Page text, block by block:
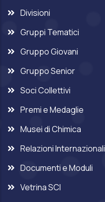
Divisioni
Gruppi Tematici
Gruppo Giovani
Gruppo Senior
Soci Collettivi
Premi e Medaglie
Musei di Chimica
Relazioni Internazionali
Documenti e Moduli
Vetrina SCI